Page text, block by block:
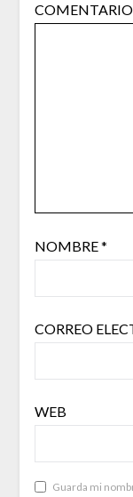
COMENTARIO
NOMBRE*
CORREO
WEB
Guarda mi